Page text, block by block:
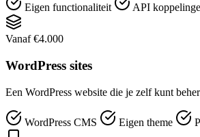
Eigen functionaliteit API
Vanaf €4.000
WordPress sites
Een WordPress website die je zelf kunt
WordPress CMS Eigen theme